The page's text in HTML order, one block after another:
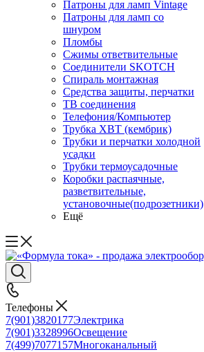
Патроны для ламп Vintage
Патроны для ламп со
шнуром
Пломбы
Сжимы ответвительные
Соединители SKOTCH
Спираль монтажная
Средства защиты, перчатки
ТВ соединения
Телефония/Компьютер
Трубка ХВТ (кембрик)
Трубки и перчатки холодной
усадки
Трубки термоусадочные
Коробки распаячные,
разветвительные,
установочные(подрозетники)
Ещё
Телефоны
7(901)3820177Электрика
7(901)3328996Освещение
7(499)7077157Многоканальный